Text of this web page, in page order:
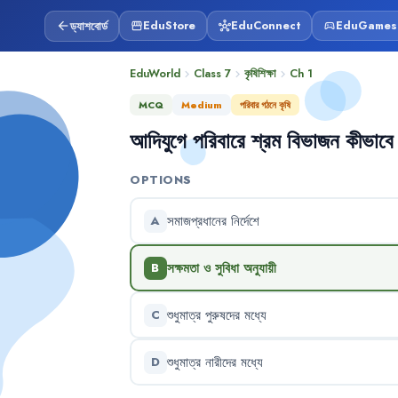
arrow_backড্যাশবোর্ড storefrontEduStore hubEduConnect sports_esportsEduGames
EduWorld chevron_right Class 7 chevron_right কৃষিশিক্ষা chevron_right Ch 1
MCQ Medium পরিবার গঠনে কৃষি
আদিযুগে পরিবারে শ্রম বিভাজন কীভাবে
OPTIONS
A সমাজপ্রধানের নির্দেশে
B সক্ষমতা ও সুবিধা অনুযায়ী
C শুধুমাত্র পুরুষদের মধ্যে
D শুধুমাত্র নারীদের মধ্যে